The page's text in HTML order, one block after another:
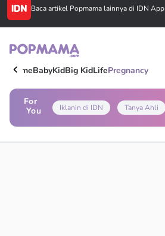
Baca artikel Popmama lainnya di IDN App
HomeBabyKidBig KidLifePregnancy
For
You
Iklanin di IDN Tanya Ahli